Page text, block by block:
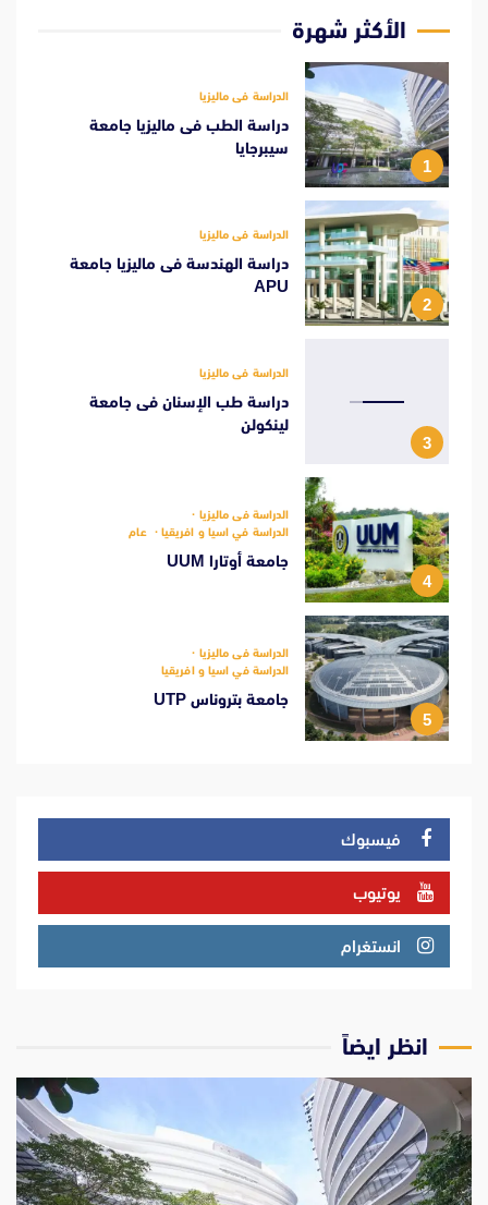
الأكثر شهرة
1
الدراسة فى ماليزيا
دراسة الطب فى ماليزيا جامعة
سيبرجايا
2
الدراسة فى ماليزيا
دراسة الهندسة فى ماليزيا جامعة
APU
3
الدراسة فى ماليزيا
دراسة طب الإسنان فى جامعة
لينكولن
4
الدراسة فى ماليزيا
الدراسة في اسيا و افريقيا
عام
جامعة أوتارا UUM
5
الدراسة فى ماليزيا
الدراسة في اسيا و افريقيا
جامعة بتروناس UTP
فيسبوك
يوتيوب
انستغرام
انظر ايضاً